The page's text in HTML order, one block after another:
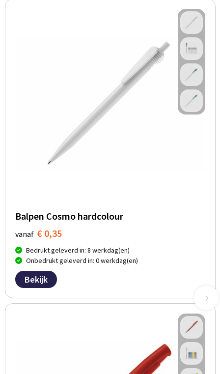
Balpen Cosmo hardcolour
vanaf € 0,35
Bedrukt geleverd in: 8 werkdag(en)
Onbedrukt geleverd in: 0 werkdag(en)
Bekijk